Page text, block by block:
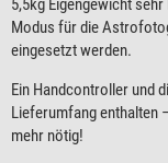
5,5kg Eigengewicht
Modus für die
eingesetzt werden.
Ein Handcontroller und
Lieferumfang enthalten
mehr nötig!